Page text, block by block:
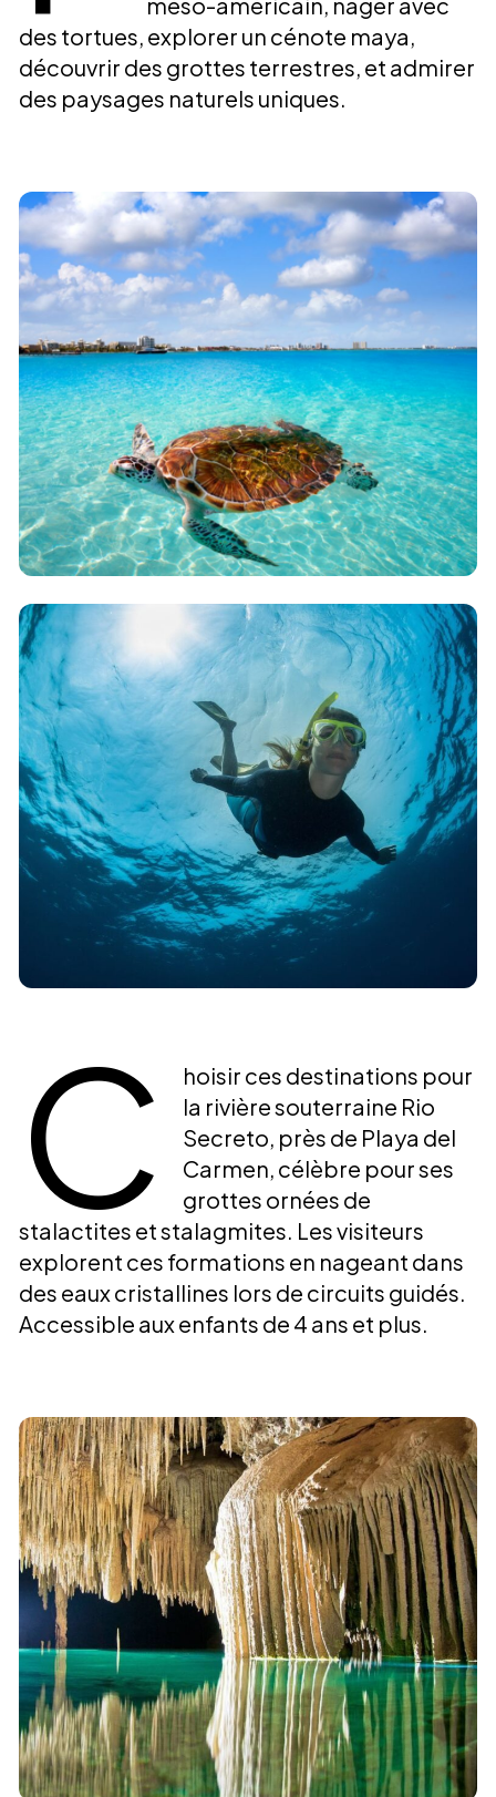
des tortues, explorer un cénote maya,
découvrir des grottes terrestres, et admirer
des paysages naturels uniques.
C
hoisir ces destinations pour
la rivière souterraine Rio
Secreto, près de Playa del
Carmen, célèbre pour ses
grottes ornées de
stalactites et stalagmites. Les visiteurs
explorent ces formations en nageant dans
des eaux cristallines lors de circuits guidés.
Accessible aux enfants de 4 ans et plus.